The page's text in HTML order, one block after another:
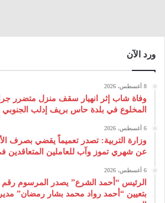
ورد الآن
8 أغسطس، 2026
وفاة شاب إثر انهيار سقف منزل متضرر
المخلوع في بلدة حاس بريف إدلب الجنوبي
6 أغسطس، 2026
وزارة التربية: تصدر تعميماً يقضي بصرف
عن شهري تموز وآب للعاملين المتعاقدين
6 أغسطس، 2026
بتعيين “أحمد رواد محمد بشار رمضان” مديراً